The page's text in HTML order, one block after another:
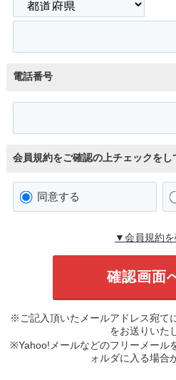
電話番号
会員規約をご確認の上チェックをし
同意する
▼会員規約
※ご記入頂いたメールアドレス宛て
をお送りいた
※Yahoo!メールなどのフリーメール
ォルダに入る場合